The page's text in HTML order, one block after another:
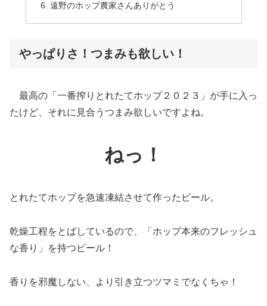
遠野のホップ農家さんありがとう
やっぱりさ！つまみも欲しい！
最高の「一番搾りとれたてホップ２０２３」が手に入っ
たけど、それに見合うつまみ欲しいですよね。
ねっ！
とれたてホップを急速凍結させて作ったビール。
乾燥工程をとばしているので、「ホップ本来のフレッシュ
な香り」を持つビール！
香りを邪魔しない、より引き立つツマミでなくちゃ！